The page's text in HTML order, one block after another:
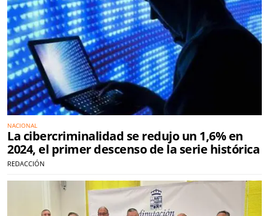
NACIONAL
La cibercriminalidad se redujo un 1,6% en
2024, el primer descenso de la serie histórica
REDACCIÓN